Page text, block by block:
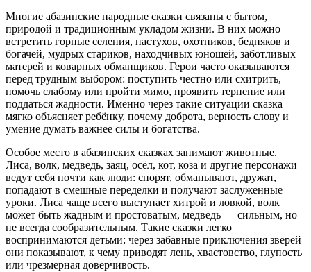
Многие абазинские народные сказки связаны с бытом,
природой и традиционным укладом жизни. В них можно
встретить горные селения, пастухов, охотников, бедняков и
богачей, мудрых стариков, находчивых юношей, заботливых
матерей и коварных обманщиков. Герои часто оказываются
перед трудным выбором: поступить честно или схитрить,
помочь слабому или пройти мимо, проявить терпение или
поддаться жадности. Именно через такие ситуации сказка
мягко объясняет ребёнку, почему доброта, верность слову и
умение думать важнее силы и богатства.
Особое место в абазинских сказках занимают животные.
Лиса, волк, медведь, заяц, осёл, кот, коза и другие персонажи
ведут себя почти как люди: спорят, обманывают, дружат,
попадают в смешные переделки и получают заслуженные
уроки. Лиса чаще всего выступает хитрой и ловкой, волк
может быть жадным и простоватым, медведь — сильным, но
не всегда сообразительным. Такие сказки легко
воспринимаются детьми: через забавные приключения зверей
они показывают, к чему приводят лень, хвастовство, глупость
или чрезмерная доверчивость.